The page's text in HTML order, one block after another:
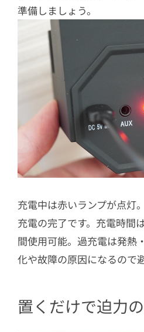
準備しましょう。
充電中は赤いランプが点灯
充電の完了です。充電時間
間使用可能。過充電は発熱
化や故障の原因になるので
置くだけで迫力